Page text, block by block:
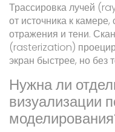
Трассировка лучей
от источника к
отражения и тени.
(rasterization)
экран быстрее, но без
Нужна ли
визуализации